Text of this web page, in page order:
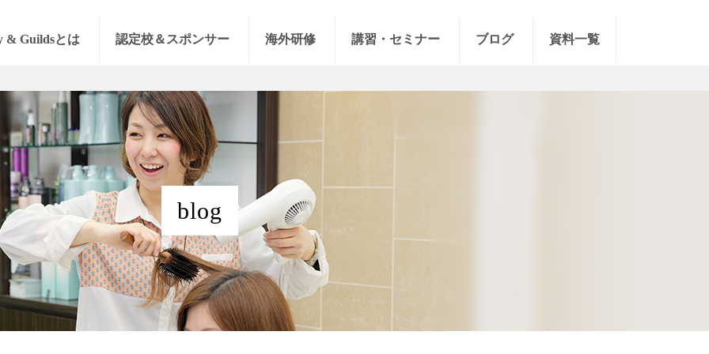
& Guildsとは 認定校＆スポンサー 海外研修 講習・セミナー ブログ 資料一覧
blog